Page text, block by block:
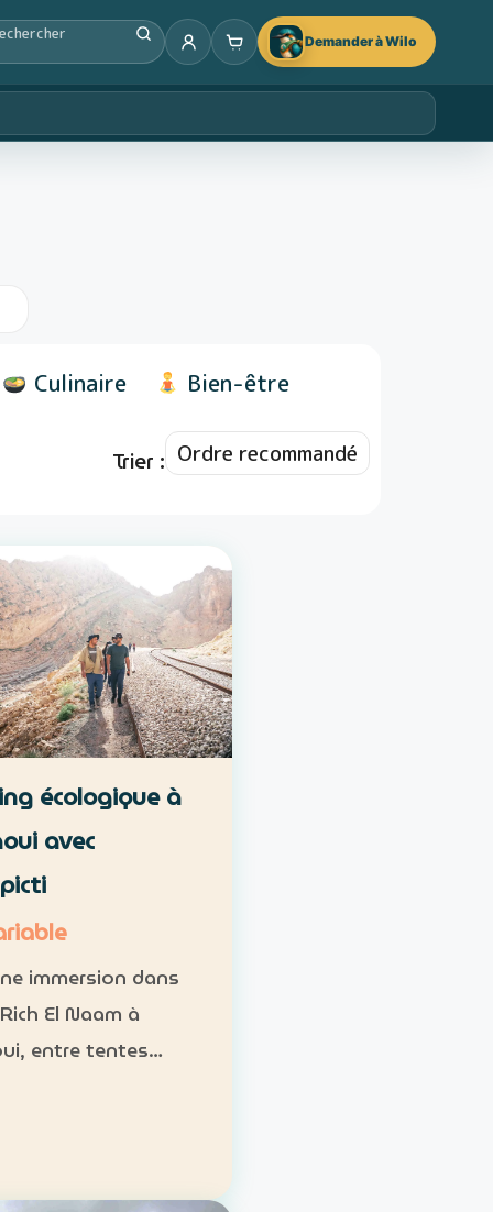
Demander à Wilo
Culinaire Bien-être
Trier :
écologique à
avec
immersion dans
El Naam à
entre tentes
ou formules